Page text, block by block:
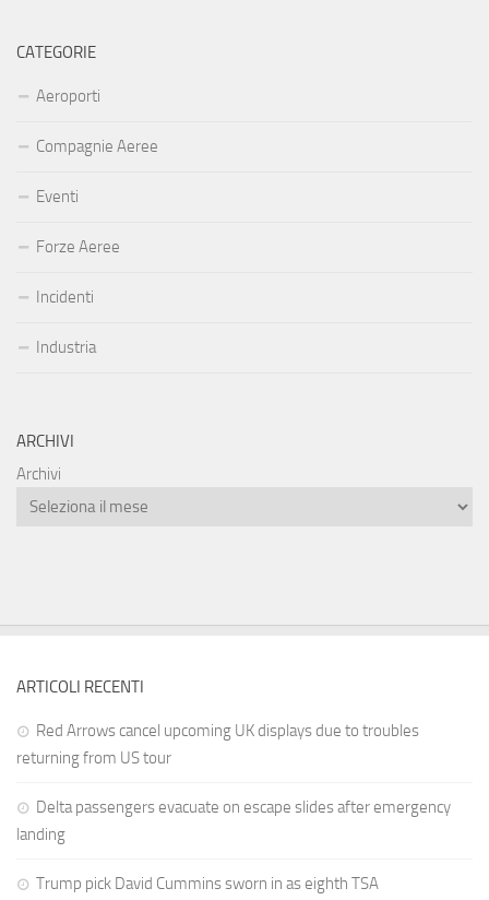
CATEGORIE
Aeroporti
Compagnie Aeree
Eventi
Forze Aeree
Incidenti
Industria
ARCHIVI
Archivi
ARTICOLI RECENTI
Red Arrows cancel upcoming UK displays due to troubles
returning from US tour
Delta passengers evacuate on escape slides after emergency
landing
Trump pick David Cummins sworn in as eighth TSA